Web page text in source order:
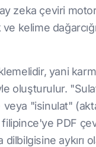
zeka çeviri
kelime
yani
oluşturulur.
"isinulat"
PDF
aykırı